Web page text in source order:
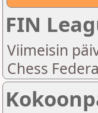
FIN
Viimeisin
Chess